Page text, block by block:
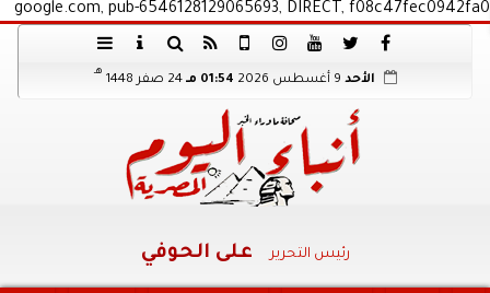
google.com, pub-6546128129065693, DIRECT, f08c47fec0942fa0
الأحد 01:54 مـ 24 صفر 1448
هـ
رئيس التحرير على الحوفي